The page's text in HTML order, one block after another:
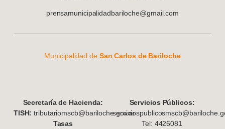
prensamunicipalidadbariloche@gmail.com
Municipalidad deSan Carlos de Bariloche
Secretaría de Hacienda:
TISH: tributariomscb@bariloche.gov.ar
Tasas
Servicios Públicos:
Tel: 4426081